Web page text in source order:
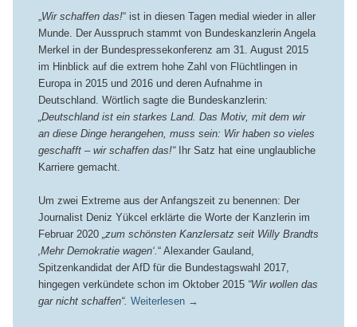
Wir schaffen das!“ ist in diesen Tagen medial wieder in aller
Munde. Der Ausspruch stammt von Bundeskanzlerin Angela
Merkel in der Bundespressekonferenz am 31. August 2015
im Hinblick auf die extrem hohe Zahl von Flüchtlingen in
Europa in 2015 und 2016 und deren Aufnahme in
Deutschland. Wörtlich sagte die Bundeskanzlerin:
„Deutschland ist ein starkes Land. Das Motiv, mit dem wir
an diese Dinge herangehen, muss sein: Wir haben so vieles
geschafft – wir schaffen das!“Ihr Satz hat eine unglaubliche
Karriere gemacht.
Um zwei Extreme aus der Anfangszeit zu benennen: Der
Journalist Deniz Yükcel erklärte die Worte der Kanzlerin im
Februar 2020 „zum schönsten Kanzlersatz seit Willy Brandts
‚Mehr Demokratie wagen‘. “ Alexander Gauland,
Spitzenkandidat der AfD für die Bundestagswahl 2017,
hingegen verkündete schon im Oktober 2015 “Wir wollen das
gar nicht schaffen“. Weiterlesen →